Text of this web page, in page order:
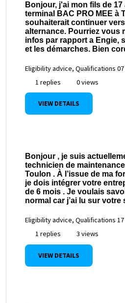
Bonjour, j'ai mon fils de
terminal BAC PRO MEE à
souhaiterait continuer
alternance. Pourriez vous
infos par rapport a Engie,
et les démarches. Bien
Eligibility advice, Qualifications
1 replies
0 views
VIEW DETAILS
Bonjour , je suis
technicien de maintenance
Toulon . À l’issue de ma
je dois intégrer votre
de 6 mois . Je voulais
normal car j’ai lu sur votre
Eligibility advice, Qualifications
1 replies
3 views
VIEW DETAILS